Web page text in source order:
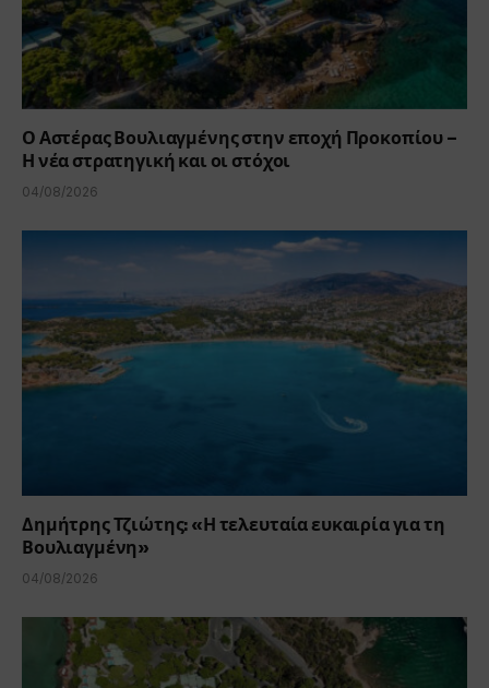
Ο Αστέρας Βουλιαγμένης στην εποχή Προκοπίου –
Η νέα στρατηγική και οι στόχοι
04/08/2026
Δημήτρης Τζιώτης: «Η τελευταία ευκαιρία για τη
Βουλιαγμένη»
04/08/2026